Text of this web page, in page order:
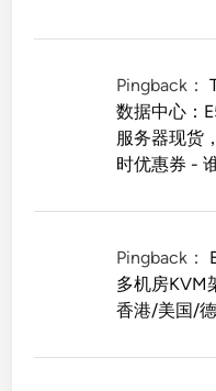
Pingback：
数据中心：
服务器现货
时优惠券 -
Pingback：
多机房KVM
香港/美国/